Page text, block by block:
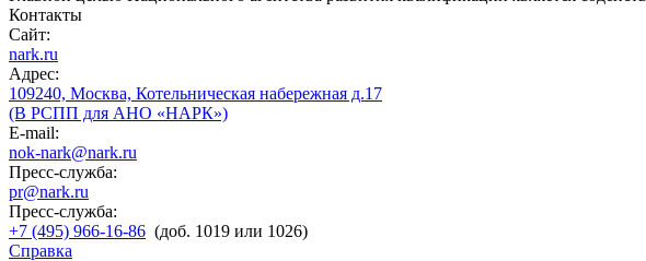
Контакты
Сайт:
nark.ru
Адрес:
109240, Москва, Котельническая набережная д.17
(В РСПП для АНО «НАРК»)
E-mail:
nok-nark@nark.ru
Пресс-служба:
pr@nark.ru
Пресс-служба:
+7 (495) 966-16-86 (доб. 1019 или 1026)
Справка